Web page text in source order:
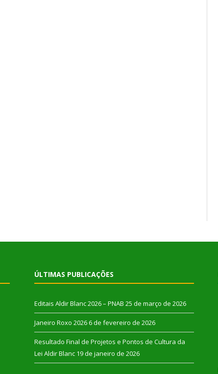
ÚLTIMAS PUBLICAÇÕES
Editais Aldir Blanc 2026 – PNAB 25 de março de 2026
Janeiro Roxo 2026 6 de fevereiro de 2026
Resultado Final de Projetos e Pontos de Cultura da
Lei Aldir Blanc 19 de janeiro de 2026